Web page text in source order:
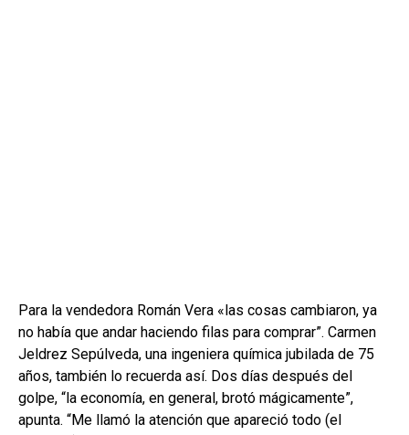
Para la vendedora Román Vera «las cosas cambiaron, ya
no había que andar haciendo filas para comprar”. Carmen
Jeldrez Sepúlveda, una ingeniera química jubilada de 75
años, también lo recuerda así. Dos días después del
golpe, “la economía, en general, brotó mágicamente”,
apunta. “Me llamó la atención que apareció todo (el